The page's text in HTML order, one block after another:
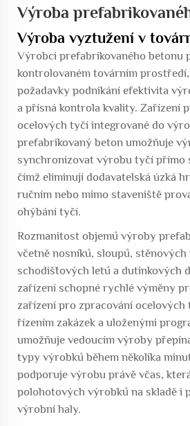
Výroba
Výroba vyztužení v
Výrobci prefabrikovaného betonu
kontrolovaném továrním
požadavky podnikání efektivita
a přísná kontrola kvality. Zařízení
ocelových tyčí integrované do
prefabrikovaný beton umožňuje
synchronizovat výrobu tyčí přímo
čímž eliminují dodavatelská úzká
ručním nebo mimo staveniště
ohýbání tyčí.
Rozmanitost objemů výroby
včetně nosníků, sloupů, stěnových
schodišťových letů a dutinkových
zařízení schopné rychlé výměny
zařízení pro zpracování ocelových
řízením zakázek a uloženými
umožňuje vedoucím výroby
typy výrobků během několika
podporuje výrobu právě včas,
polohotových výrobků na skladě i
výrobní haly.